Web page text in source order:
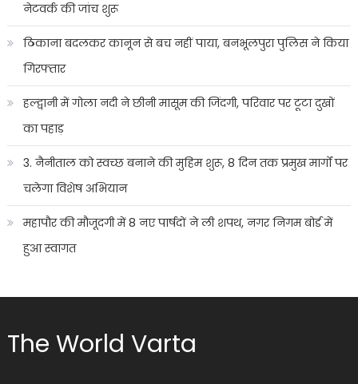
नेटवर्क की जांच शुरू
ठिकाना बदलकर कानून से बच नहीं पाया, बनभूलपुरा पुलिस ने किया
गिरफ्तार
हल्द्वानी में गोला नदी ने छीनी मासूम की जिंदगी, परिवार पर टूटा दुखों
का पहाड़
3. नैनीताल को स्वच्छ बनाने की मुहिम शुरू, 8 दिन तक प्रमुख मार्गों पर
चलेगा विशेष अभियान
महापौर की मौजूदगी में 8 नए पार्षदों ने ली शपथ, नगर निगम बोर्ड में
हुआ स्वागत
The World Varta